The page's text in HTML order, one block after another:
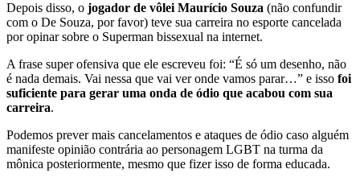
Depois disso, o jogador de vôlei Maurício Souza (não confundir
com o De Souza, por favor) teve sua carreira no esporte cancelada
por opinar sobre o Superman bissexual na internet.
A frase super ofensiva que ele escreveu foi: “É só um desenho, não
é nada demais. Vai nessa que vai ver onde vamos parar…” e isso foi
suficiente para gerar uma onda de ódio que acabou com sua
carreira.
Podemos prever mais cancelamentos e ataques de ódio caso alguém
manifeste opinião contrária ao personagem LGBT na turma da
mônica posteriormente, mesmo que fizer isso de forma educada.